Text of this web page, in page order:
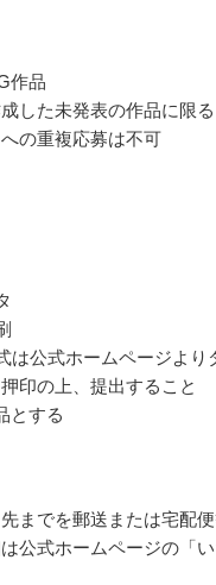
作品
した未発表の作品に限る
の重複応募は不可
は公式ホームページより
印の上、提出すること
とする
までを郵送または宅配
公式ホームページの「